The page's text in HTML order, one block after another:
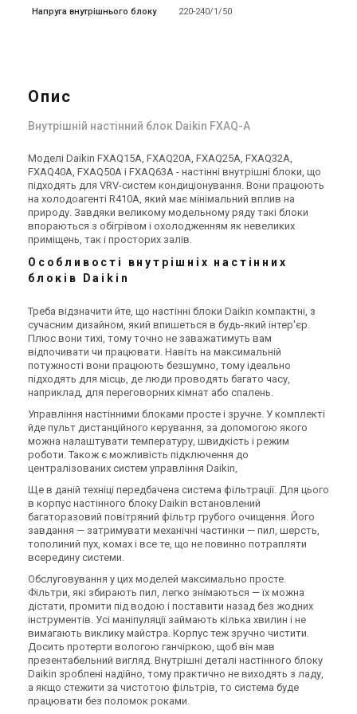
В наявності Залишити відгук
Внутрішній блок
FXAQ25A
Ціна
60 395 грн73 943 грн
Купити
В наявності
Внутрішній блок
FXAQ32A
Ціна
62 706 грн76 720 грн
Купити
В наявності Залишити відгук
Японія
Внутрішній блок
кондиціонера Daikin
FXAQ63A
Ціна
78 652 грн96 301 грн
В наявності Залишити відгук
Японія
Внутрішній блок
кондиціонера Daikin
FXAQ50A
Ціна
70 892 грн86 803 грн
В наявності Залишити відгук
Акція
Внутрішній блок
FXDQ15A
Ціна
57 997 грн 71 021 грн
Купити
Напруга внутрішнього блоку 220-240/1/50
Опис
Внутрішній настінний блок Daikin FXAQ-A
Моделі Daikin FXAQ15A, FXAQ20A, FXAQ25A, FXAQ32A,
FXAQ40A, FXAQ50A і FXAQ63A - настінні внутрішні блоки, що
підходять для VRV-систем кондиціонування. Вони працюють
на холодоагенті R410A, який має мінімальний вплив на
природу. Завдяки великому модельному ряду такі блоки
впораються з обігрівом і охолодженням як невеликих
приміщень, так і просторих залів.
Особливості внутрішніх настінних
блоків Daikin
Треба відзначити йте, що настінні блоки Daikin компактні, з
сучасним дизайном, який впишеться в будь-який інтер'єр.
Плюс вони тихі, тому точно не заважатимуть вам
відпочивати чи працювати. Навіть на максимальній
потужності вони працюють безшумно, тому ідеально
підходять для місць, де люди проводять багато часу,
наприклад, для переговорних кімнат або спалень.
Управління настінними блоками просте і зручне. У комплекті
йде пульт дистанційного керування, за допомогою якого
можна налаштувати температуру, швидкість і режим
роботи. Також є можливість підключення до
централізованих систем управління Daikin,
Ще в даній техніці передбачена система фільтрації. Для цього
в корпус настінного блоку Daikin встановлений
багаторазовий повітряний фільтр грубого очищення. Його
завдання — затримувати механічні частинки — пил, шерсть,
тополиний пух, комах і все те, що не повинно потрапляти
всередину системи.
Обслуговування у цих моделей максимально просте.
Фільтри, які збирають пил, легко знімаються — їх можна
дістати, промити під водою і поставити назад без жодних
інструментів. Усі маніпуляції займають кілька хвилин і не
вимагають виклику майстра. Корпус теж зручно чистити.
Досить протерти вологою ганчіркою, щоб він мав
презентабельний вигляд. Внутрішні деталі настінного блоку
Daikin зроблені надійно, тому практично не виходять з ладу,
а якщо стежити за чистотою фільтрів, то система буде
працювати без поломок роками.